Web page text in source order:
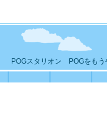
POGスタリオン POGをもう